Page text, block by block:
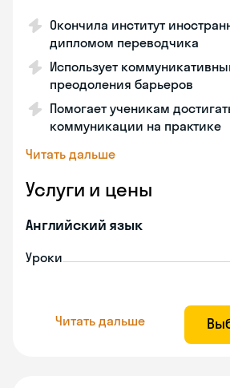
Окончила институт
дипломом переводчика
Использует
преодоления барьеров
Помогает ученикам
коммуникации на практике
Читать дальше
Услуги и цены
Английский язык
Уроки
Читать дальше